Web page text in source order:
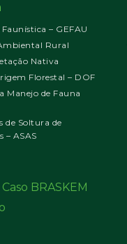
– GEFAU
Rural
Nativa
Florestal – DOF
Manejo de Fauna
de Soltura de
– ASAS
BRASKEM